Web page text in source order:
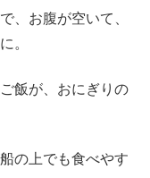
、お腹が空いて、
。
飯が、おにぎりの
の上でも食べやす